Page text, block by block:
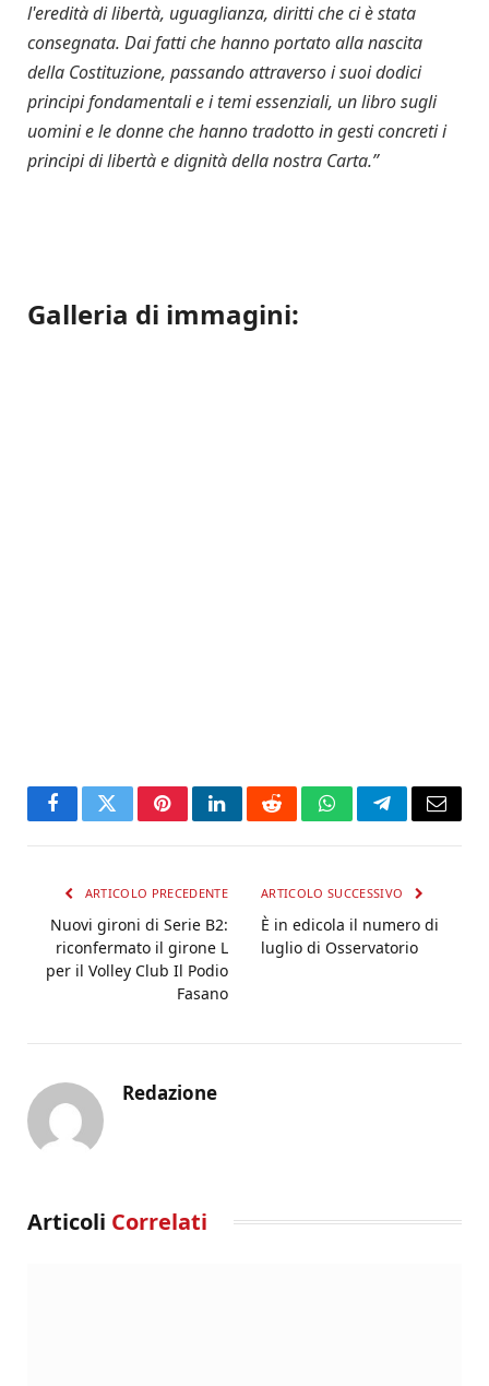
l'eredità di libertà, uguaglianza, diritti che ci è stata
consegnata. Dai fatti che hanno portato alla nascita
della Costituzione, passando attraverso i suoi dodici
principi fondamentali e i temi essenziali, un libro sugli
uomini e le donne che hanno tradotto in gesti concreti i
principi di libertà e dignità della nostra Carta.”
Galleria di immagini:
FacebookTwitterPinterestLinkedInRedditWhatsAppTelegramEmail
ARTICOLO PRECEDENTE
Nuovi gironi di Serie B2:
riconfermato il girone L
per il Volley Club Il Podio
Fasano
ARTICOLO SUCCESSIVO
È in edicola il numero di
luglio di Osservatorio
Redazione
Articoli Correlati